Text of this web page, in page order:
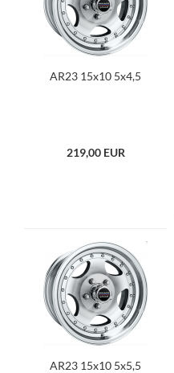
AR23 15x10 5x4,5
219,00 EUR
AR23 15x10 5x5,5